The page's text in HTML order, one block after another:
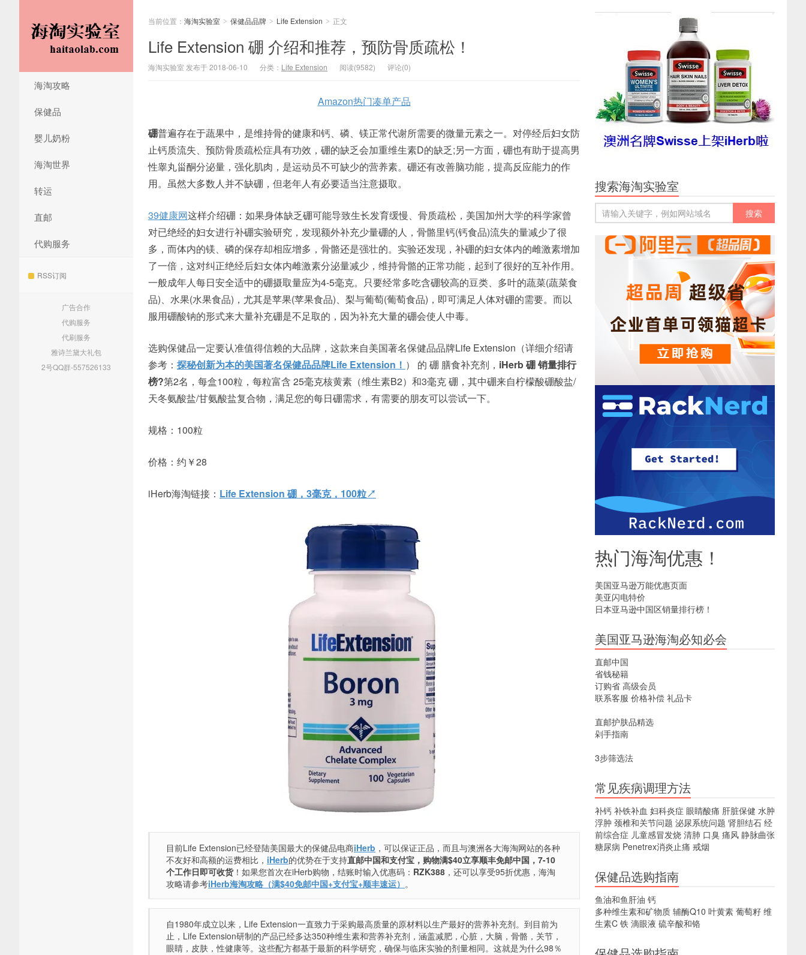
海淘攻略
保健品
婴儿奶粉
海淘世界
转运
直邮
代购服务
RSS订阅
广告合作
代购服务
代刷服务
雅诗兰黛大礼包
2号QQ群-557526133
当前位置： 海淘实验室 > 保健品品牌 > Life Extension > 正文
Life Extension 硼 介绍和推荐，预防骨质疏松！
海淘实验室 发布于 2018-06-10 分类： Life Extension 阅读(9582) 评论(0)
Amazon热门凑单产品
硼普遍存在于蔬果中，是维持骨的健康和钙、磷、镁正常代谢所需要的微量元素之一。对停经后妇女防
止钙质流失、预防骨质疏松症具有功效，硼的缺乏会加重维生素D的缺乏;另一方面，硼也有助于提高男
性睾丸甾酮分泌量，强化肌肉，是运动员不可缺少的营养素。硼还有改善脑功能，提高反应能力的作
用。虽然大多数人并不缺硼，但老年人有必要适当注意摄取。
39健康网这样介绍硼：如果身体缺乏硼可能导致生长发育缓慢、骨质疏松，美国加州大学的科学家曾
对已绝经的妇女进行补硼实验研究，发现额外补充少量硼的人，骨骼里钙(钙食品)流失的量减少了很
多，而体内的镁、磷的保存却相应增多，骨骼还是强壮的。实验还发现，补硼的妇女体内的雌激素增加
了一倍，这对纠正绝经后妇女体内雌激素分泌量减少，维持骨骼的正常功能，起到了很好的互补作用。
一般成年人每日安全适中的硼摄取量应为4-5毫克。只要经常多吃含硼较高的豆类、多叶的蔬菜(蔬菜食
品)、水果(水果食品)，尤其是苹果(苹果食品)、梨与葡萄(葡萄食品)，即可满足人体对硼的需要。而以
服用硼酸钠的形式来大量补充硼是不足取的，因为补充大量的硼会使人中毒。
选购保健品一定要认准值得信赖的大品牌，这款来自美国著名保健品品牌Life Extension（详细介绍请
参考： 探秘创新为本的美国著名保健品品牌Life Extension！ ） 的 硼 膳食补充剂， iHerb 硼 销量排行
榜?第2名，每盒100粒，每粒富含 25毫克核黄素（维生素B2）和3毫克 硼，其中硼来自柠檬酸硼酸盐/
天冬氨酸盐/甘氨酸盐复合物，满足您的每日硼需求，有需要的朋友可以尝试一下。
规格：100粒
价格：约￥28
iHerb海淘链接： Life Extension 硼，3毫克，100粒↗
目前Life Extension已经登陆美国最大的保健品电商iHerb ，可以保证正品，而且与澳洲各大海淘网站的各种
不友好和高额的运费相比， iHerb的优势在于支持直邮中国和支付宝，购物满$40立享顺丰免邮中国，7-10
个工作日即可收货！如果您首次在iHerb购物，结账时输入优惠码： RZK388 ，还可以享受95折优惠，海淘
攻略请参考iHerb海淘攻略（满$40免邮中国+支付宝+顺丰速运） 。
自1980年成立以来，Life Extension一直致力于采购最高质量的原材料以生产最好的营养补充剂。到目前为
止，Life Extension研制的产品已经多达350种维生素和营养补充剂，涵盖减肥，心脏，大脑，骨骼，关节，
眼睛，皮肤，性健康等。这些配方都基于最新的科学研究，确保与临床实验的剂量相同。这就是为什么98％
搜索海淘实验室
热门海淘优惠！
美国亚马逊万能优惠页面
美亚闪电特价
日本亚马逊中国区销量排行榜！
美国亚马逊海淘必知必会
直邮中国
省钱秘籍
订购省 高级会员
联系客服 价格补偿 礼品卡
直邮护肤品精选
剁手指南
3步筛选法
常见疾病调理方法
补钙 补铁补血 妇科炎症 眼睛酸痛 肝脏保健 水肿
浮肿 颈椎和关节问题 泌尿系统问题 肾胆结石 经
前综合症 儿童感冒发烧 清肺 口臭 痛风 静脉曲张
糖尿病 Penetrex消炎止痛 戒烟
保健品选购指南
鱼油和鱼肝油 钙
多种维生素和矿物质 辅酶Q10 叶黄素 葡萄籽 维
生素C 铁 滴眼液 硫辛酸和铬